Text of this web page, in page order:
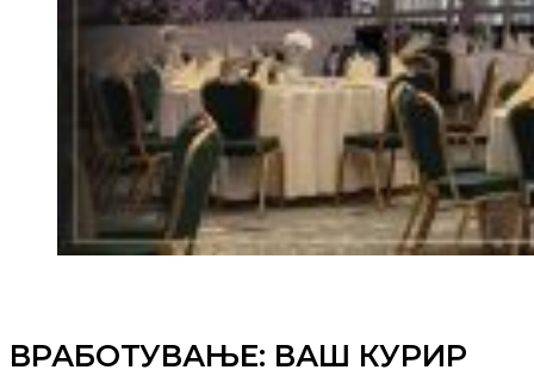
ВРАБОТУВАЊЕ: ВАШ КУРИР